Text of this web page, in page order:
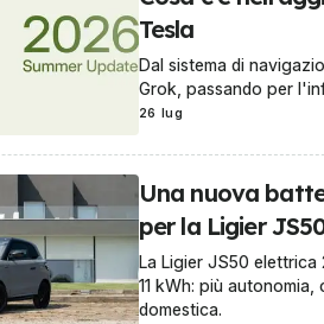
Tesla
Dal sistema di
Grok, passando per
26 lug
Una nuova
per la Ligier
La Ligier JS50
11 kWh: più
domestica.